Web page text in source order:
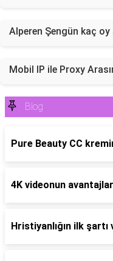
Alperen Şengün kaç oy
Mobil IP ile Proxy
Blog
Pure Beauty CC
4K videonun
Hristiyanlığın ilk